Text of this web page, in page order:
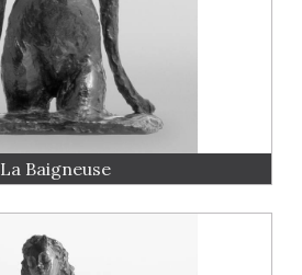
La Baigneuse